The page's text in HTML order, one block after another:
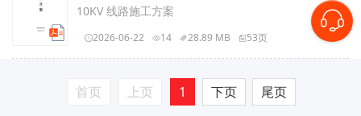
10KV 线路施工方案
2026-06-22 14 28.89 MB 53页
首页 上页 1 下页 尾页